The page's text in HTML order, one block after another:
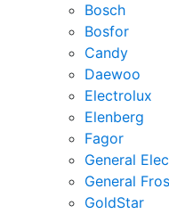
Bosch
Bosfor
Candy
Daewoo
Electrolux
Elenberg
Fagor
General
General
GoldStar